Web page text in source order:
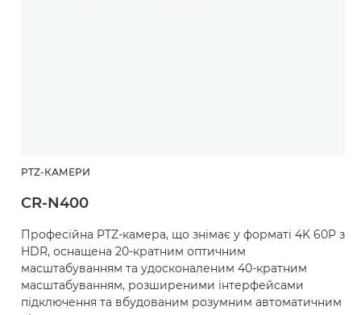
PTZ-КАМЕРИ
CR-N400
Професійна PTZ-камера, що знімає у форматі 4K 60P з
HDR, оснащена 20-кратним оптичним
масштабуванням та удосконаленим 40-кратним
масштабуванням, розширеними інтерфейсами
підключення та вбудованим розумним автоматичним